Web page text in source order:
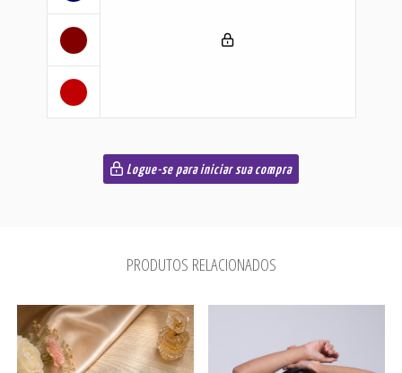
Logue-se para iniciar sua compra
PRODUTOS RELACIONADOS